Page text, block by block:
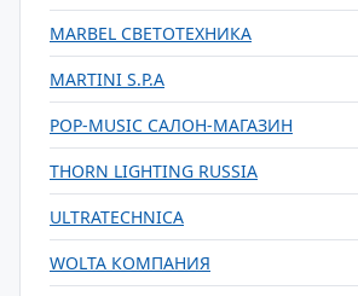
MARBEL СВЕТОТЕХНИКА
MARTINI S.P.A
POP-MUSIC САЛОН-МАГАЗИН
THORN LIGHTING RUSSIA
ULTRATECHNICA
WOLTA КОМПАНИЯ